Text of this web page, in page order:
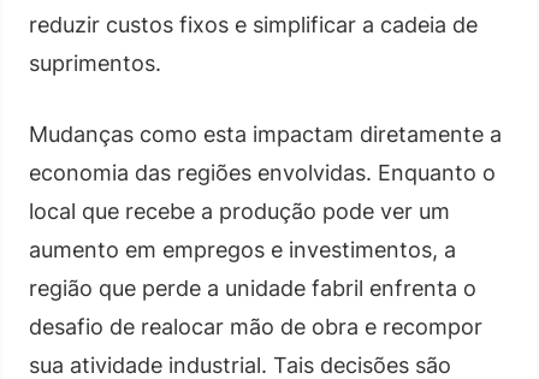
reduzir custos fixos e simplificar a cadeia de
suprimentos.
Mudanças como esta impactam diretamente a
economia das regiões envolvidas. Enquanto o
local que recebe a produção pode ver um
aumento em empregos e investimentos, a
região que perde a unidade fabril enfrenta o
desafio de realocar mão de obra e recompor
sua atividade industrial. Tais decisões são